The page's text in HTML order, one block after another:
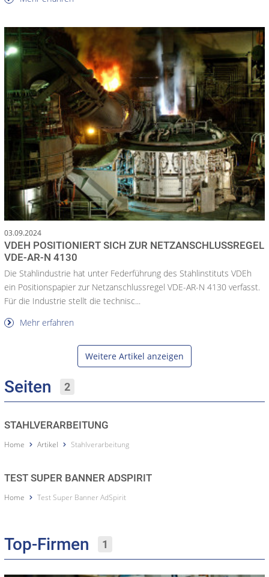
03.09.2024
VDEH POSITIONIERT SICH ZUR NETZANSCHLUSSREGEL
VDE-AR-N 4130
Die Stahlindustrie hat unter Federführung des Stahlinstituts VDEh
ein Positionspapier zur Netzanschlussregel VDE-AR-N 4130 verfasst.
Für die Industrie stellt die technisc...
Mehr erfahren
Weitere Artikel anzeigen
Seiten 2
STAHLVERARBEITUNG
Home Artikel Stahlverarbeitung
TEST SUPER BANNER ADSPIRIT
Home Test Super Banner AdSpirit
Top-Firmen 1